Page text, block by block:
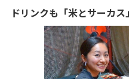
ドリンクも「米とサーカ